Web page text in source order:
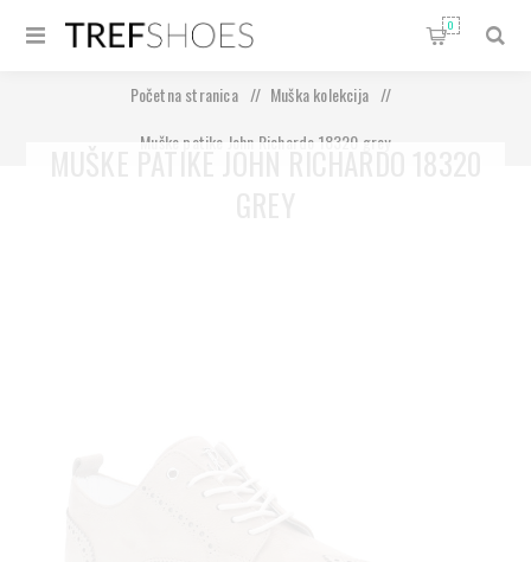
0
Početna stranica / Muška kolekcija
/
Muške patike John Richardo 18320 grey